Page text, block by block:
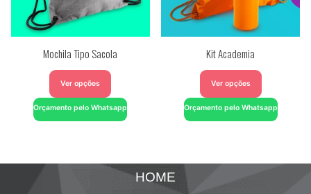
Mochila Tipo Sacola
Ver opções
Orçamento pelo Whatsapp
Kit Academia
Ver opções
Orçamento pelo Whatsapp
HOME